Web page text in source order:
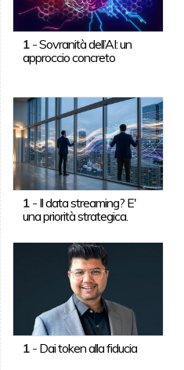
1-Sovranità dell’AI: un
approccio concreto
1- Il data streaming? E'
una priorità strategica.
1- Dai token alla fiducia